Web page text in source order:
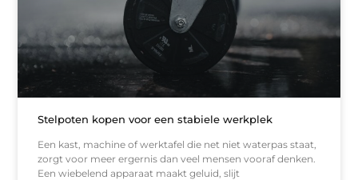
Stelpoten kopen voor een stabiele werkplek
Een kast, machine of werktafel die net niet waterpas staat,
zorgt voor meer ergernis dan veel mensen vooraf denken.
Een wiebelend apparaat maakt geluid, slijt